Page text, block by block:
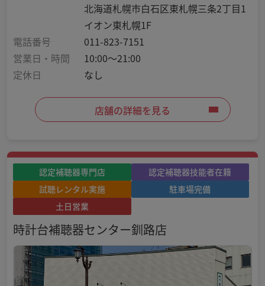
北海道札幌市白石区東札幌三条2丁目1
イオン東札幌1F
電話番号
011-823-7151
営業日・時間
10:00～21:00
定休日
なし
店舗の詳細を見る
認定補聴器専門店
認定補聴器技能者在籍
試聴レンタル実施
駐車場完備
土日営業
時計台補聴器センター釧路店